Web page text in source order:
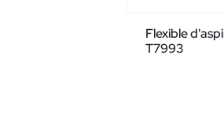
Flexible
T7993